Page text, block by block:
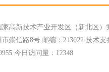
高新技术产业开发区（新北区）
崇信路8号 邮编：213022 技术支
今日访问量： 12348